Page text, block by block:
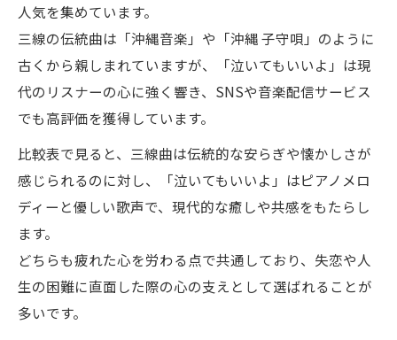
人気を集めています。
三線の伝統曲は「沖縄音楽」や「沖縄 子守唄」のように
古くから親しまれていますが、「泣いてもいいよ」は現
代のリスナーの心に強く響き、SNSや音楽配信サービス
でも高評価を獲得しています。
比較表で見ると、三線曲は伝統的な安らぎや懐かしさが
感じられるのに対し、「泣いてもいいよ」はピアノメロ
ディーと優しい歌声で、現代的な癒しや共感をもたらし
ます。
どちらも疲れた心を労わる点で共通しており、失恋や人
生の困難に直面した際の心の支えとして選ばれることが
多いです。